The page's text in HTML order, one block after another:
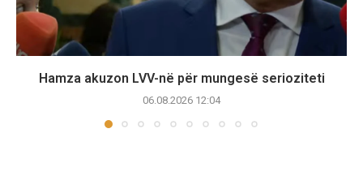
Hamza akuzon LVV-në për mungesë serioziteti
06.08.2026 12:04